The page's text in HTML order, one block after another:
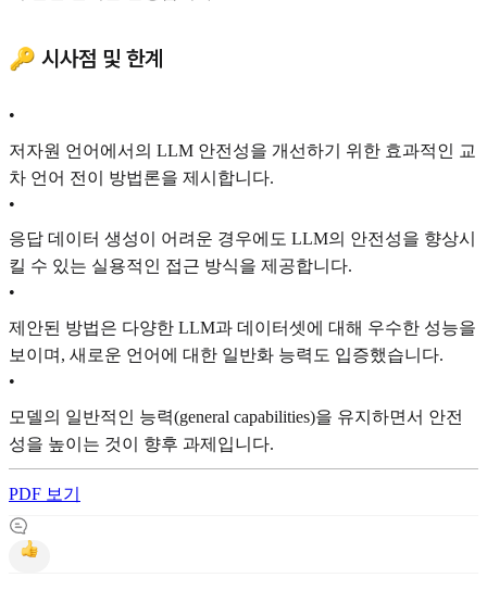
🔑 시사점 및 한계
•
저자원 언어에서의 LLM 안전성을 개선하기 위한 효과적인 교
차 언어 전이 방법론을 제시합니다.
•
응답 데이터 생성이 어려운 경우에도 LLM의 안전성을 향상시
킬 수 있는 실용적인 접근 방식을 제공합니다.
•
제안된 방법은 다양한 LLM과 데이터셋에 대해 우수한 성능을
보이며, 새로운 언어에 대한 일반화 능력도 입증했습니다.
•
모델의 일반적인 능력(general capabilities)을 유지하면서 안전
성을 높이는 것이 향후 과제입니다.
PDF 보기